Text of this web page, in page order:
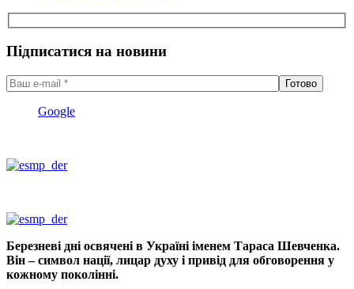
Підписатися на новини
Google
Березневі дні освячені в Україні іменем Тараса Шевченка.
Він – символ нації, лицар духу і привід для обговорення у
кожному поколінні.